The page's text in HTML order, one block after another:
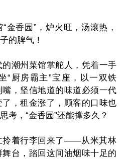
金香园”，炉火旺，汤滚热，
的脾气！
潮州菜馆掌舵人，凭着一手
“厨房霸主”宝座，以一双铁
，坚信地道的味道必须一代
，租金涨了，顾客的口味也
考，“金香园”还能撑多久？
拎着行李回来了——从米其林
台，踏回这间油烟味十足的